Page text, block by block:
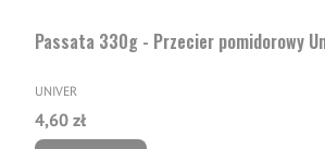
Passata 330g - Przecier pomidorowy
PRODUCENT
UNIVER
Cena
4,60 zł